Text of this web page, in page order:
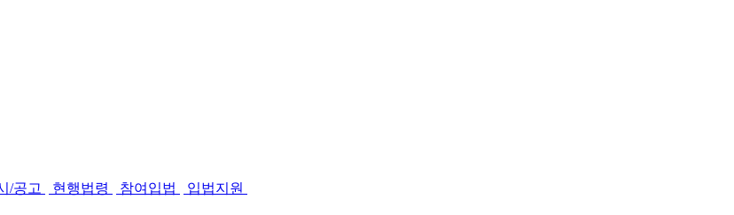
/공고 현행법령 참여입법
입법지원